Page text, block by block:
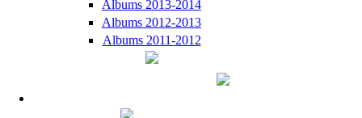
Albums 2013-2014
Albums 2012-2013
Albums 2011-2012